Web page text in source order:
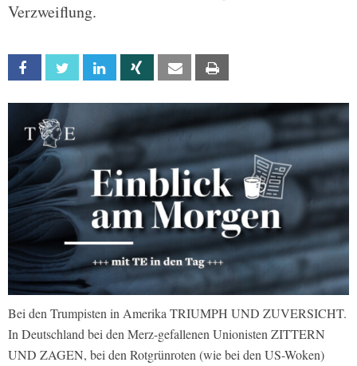
Verzweiflung.
Facebook Twitter Linkedin Xing Email
Bei den Trumpisten in Amerika TRIUMPH UND ZUVERSICHT.
In Deutschland bei den Merz-gefallenen Unionisten ZITTERN
UND ZAGEN, bei den Rotgrünroten (wie bei den US-Woken)